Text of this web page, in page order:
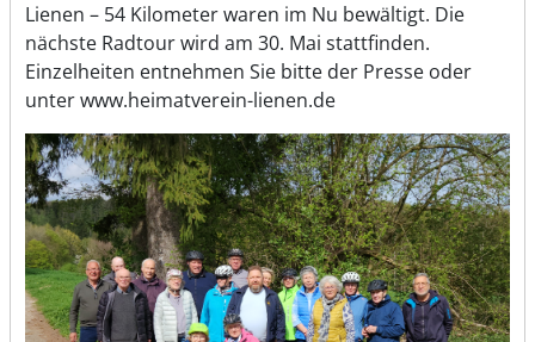
Lienen – 54 Kilometer waren im Nu bewältigt. Die
nächste Radtour wird am 30. Mai stattfinden.
Einzelheiten entnehmen Sie bitte der Presse oder
unter www.heimatverein-lienen.de